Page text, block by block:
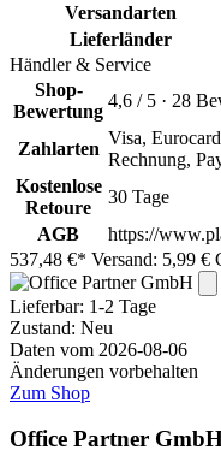
Versandarten
Lieferländer
Händler & Service
Shop-
Bewertung
4,6 / 5 · 28
Zahlarten
Visa,
Rechnung,
Kostenlose
Retoure
30 Tage
AGB
https://
537,48 €* Versand: 5,99 €
Lieferbar: 1-2 Tage
Zustand: Neu
Daten vom 2026-08-06
Änderungen vorbehalten
Zum Shop
Office Partner